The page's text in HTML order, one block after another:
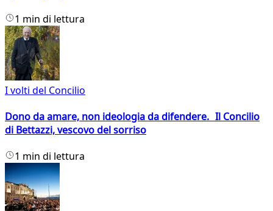
1 min di lettura
I volti del Concilio
Dono da amare, non ideologia da difendere. Il Concilio
di Bettazzi, vescovo del sorriso
1 min di lettura